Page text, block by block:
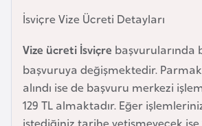
İsviçre Vize Ücreti Detayları
Vize ücreti İsviçre başvurularında
başvuruya değişmektedir.
alındı ise de başvuru merkezi
129 TL almaktadır. Eğer
istediğiniz tarihe yetişmeyecek ise
e
l
a
r
s